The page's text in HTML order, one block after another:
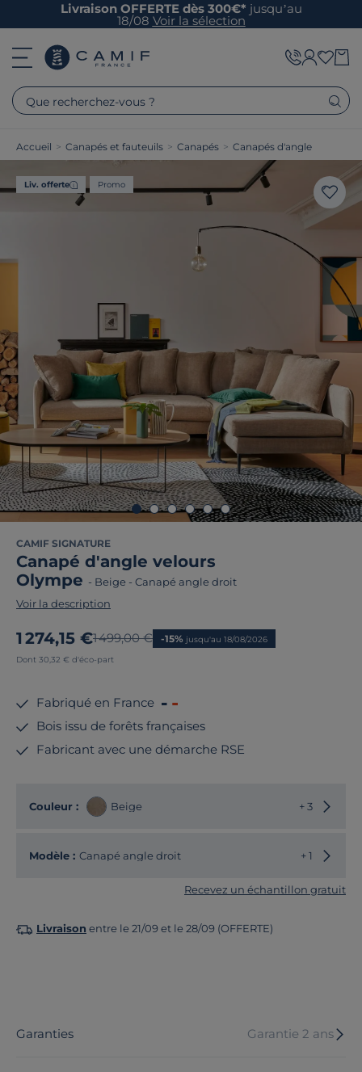
Livraison OFFERTE dès 300€* jusqu’au
18/08 Voir la sélection
Que recherchez-vous ?
Accueil > Canapés et fauteuils > Canapés > Canapés d'angle
Liv. offerte Promo
CAMIF SIGNATURE
Canapé d'angle velours
Olympe - Beige - Canapé angle droit
Voir la description
Nouveau prix
1 274,15 €Ancien prix
1 499,00 € -15% jusqu'au 18/08/2026
Dont 30,32 € d'éco-part
Fabriqué en France
Bois issu de forêts françaises
Fabricant avec une démarche RSE
Couleur : Beige + 3
Modèle : Canapé angle droit + 1
Recevez un échantillon gratuit
Livraison entre le 21/09 et le 28/09 (OFFERTE)
Garanties Garantie 2 ans